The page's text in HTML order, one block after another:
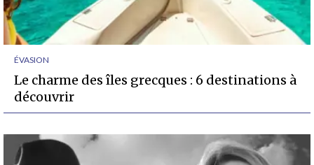
ÉVASION
Le charme des îles grecques : 6 destinations à
découvrir